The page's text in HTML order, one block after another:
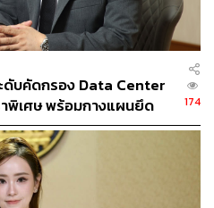
ดับคัดกรอง Data Center
พิเศษ พร้อมกางแผนยึด
174